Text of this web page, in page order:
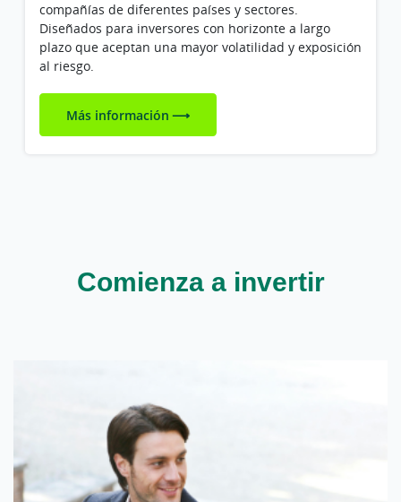
compañías de diferentes países y sectores.
Diseñados para inversores con horizonte a largo
plazo que aceptan una mayor volatilidad y exposición
al riesgo.
Más información
Comienza a invertir